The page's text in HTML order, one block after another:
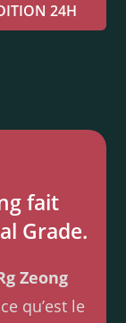
24H
fait
Grade.
Zeong
qu’est le